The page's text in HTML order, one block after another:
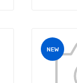
NEW